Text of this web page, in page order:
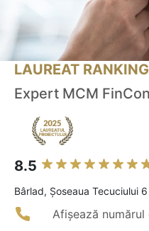
LAUREAT
Expert MCM
8.5
Bârlad, Șoseaua Tecuciului 6
Afișează